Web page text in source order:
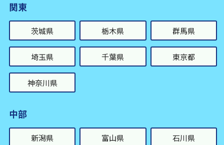
関東
茨城県 栃木県 群馬県
埼玉県 千葉県 東京都
神奈川県
中部
新潟県 富山県 石川県